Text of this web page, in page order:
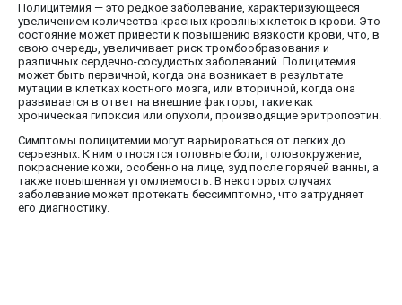
Полицитемия — это редкое заболевание, характеризующееся
увеличением количества красных кровяных клеток в крови. Это
состояние может привести к повышению вязкости крови, что, в
свою очередь, увеличивает риск тромбообразования и
различных сердечно-сосудистых заболеваний. Полицитемия
может быть первичной, когда она возникает в результате
мутации в клетках костного мозга, или вторичной, когда она
развивается в ответ на внешние факторы, такие как
хроническая гипоксия или опухоли, производящие эритропоэтин.
Симптомы полицитемии могут варьироваться от легких до
серьезных. К ним относятся головные боли, головокружение,
покраснение кожи, особенно на лице, зуд после горячей ванны, а
также повышенная утомляемость. В некоторых случаях
заболевание может протекать бессимптомно, что затрудняет
его диагностику.